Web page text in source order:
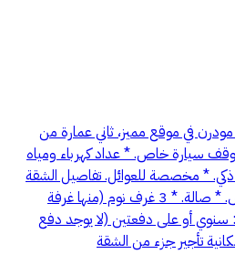
في موقع مميز، ثاني عمارة من
سيارة خاص. * عداد كهرباء ومياه
* مخصصة للعوائل. تفاصيل الشقة
(رقم 8 – الدور الثاني): * مجلس. * صالة. * 3 غرف نوم (منها غرفة
الدفع: سنوي أو على دفعتين (لا يوجد دفع
تأجير جزء من الشقة